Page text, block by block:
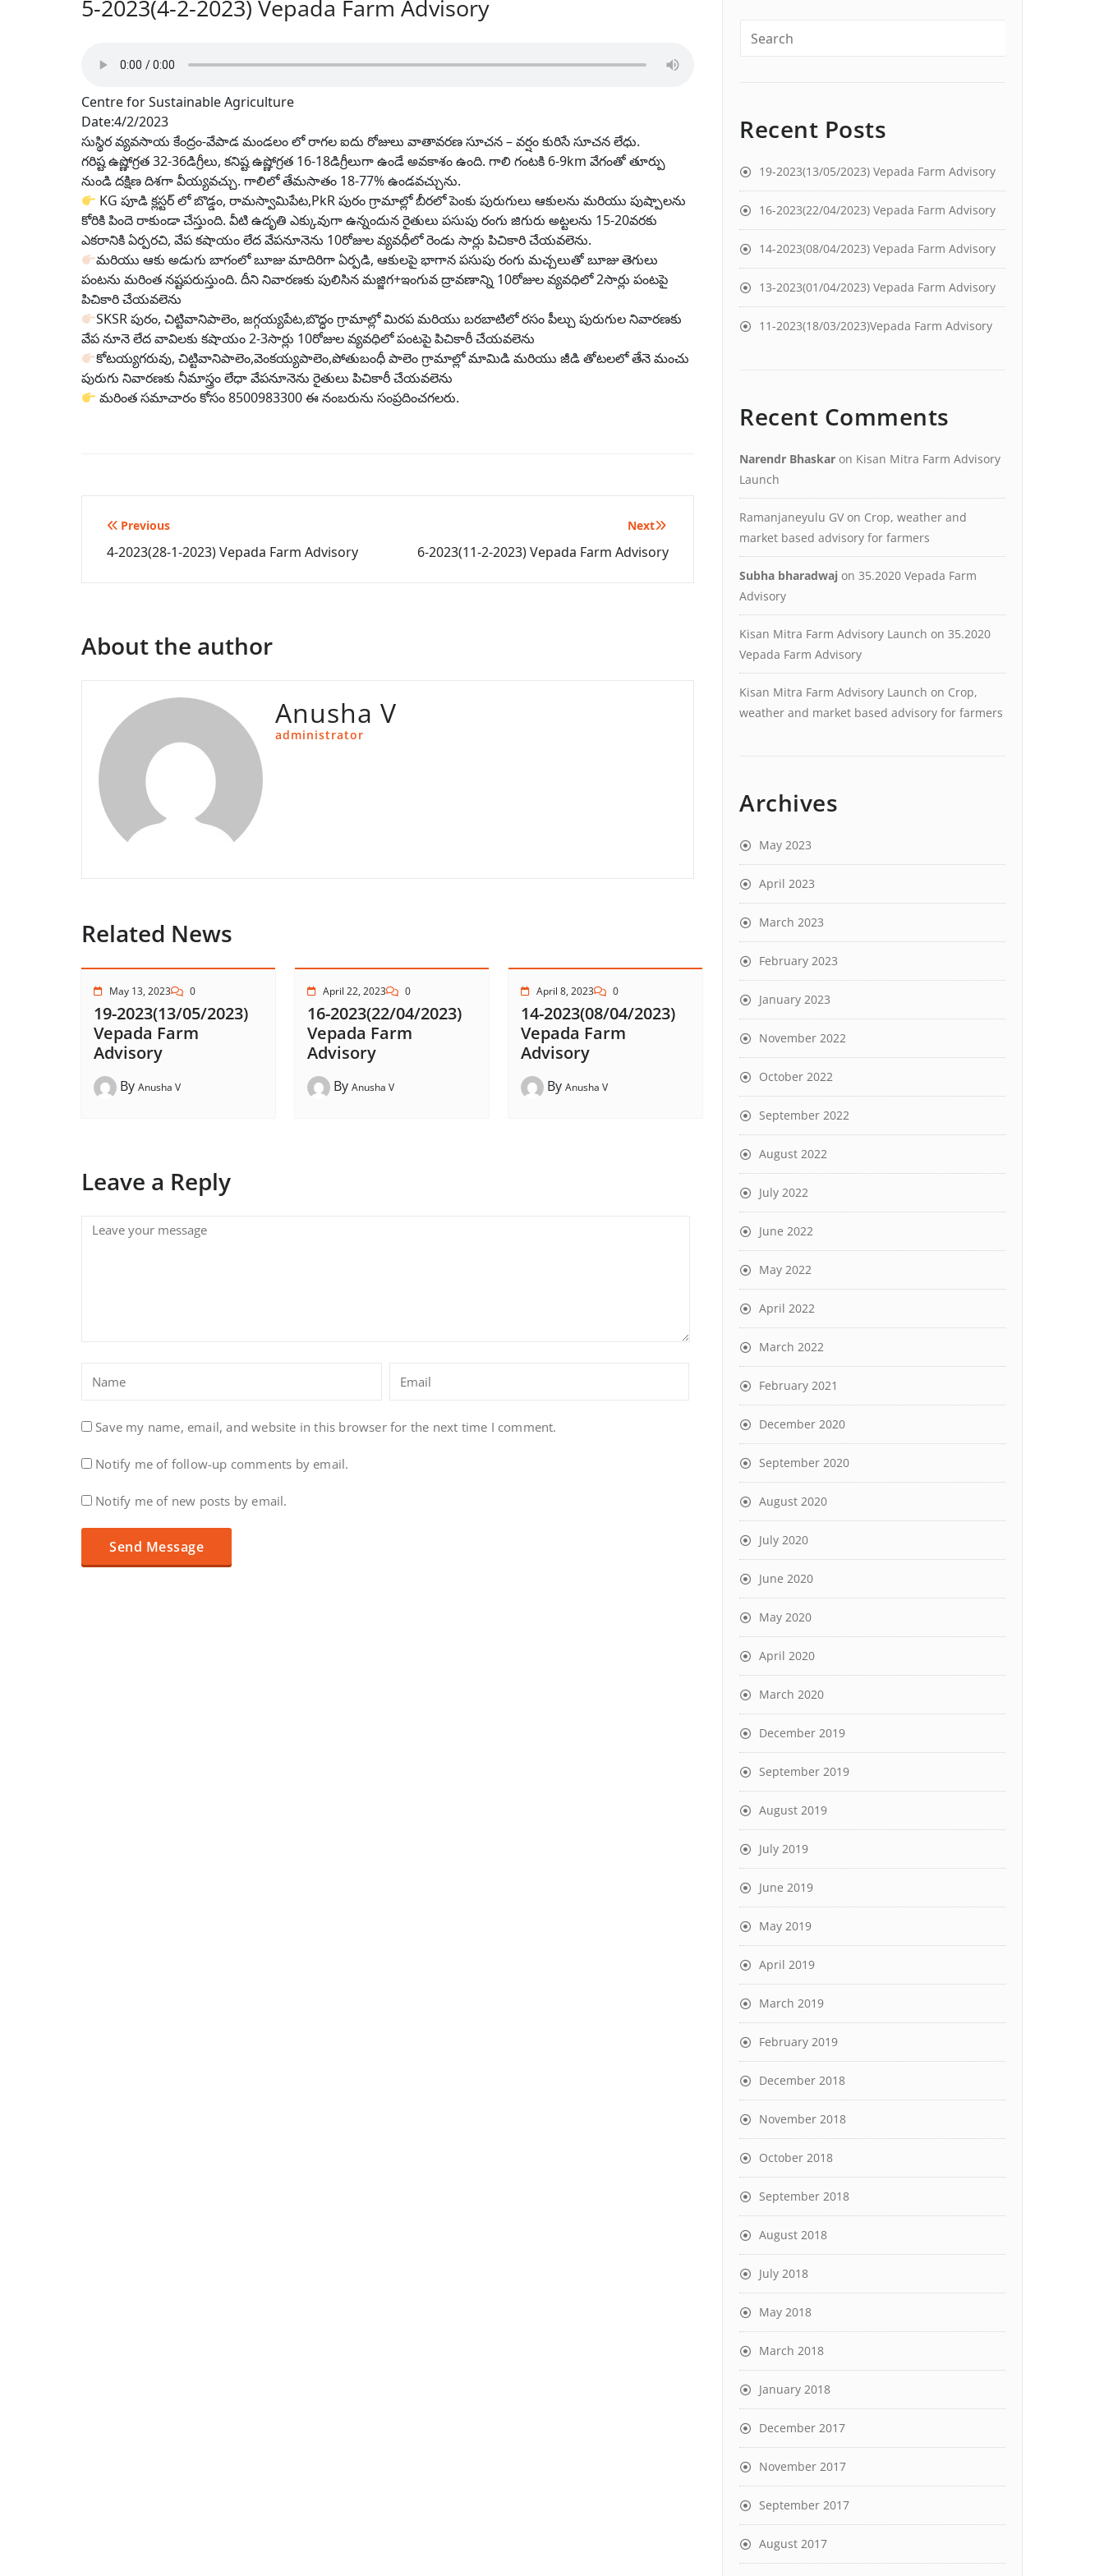
5-2023(4-2-2023) Vepada Farm Advisory
Centre for Sustainable Agriculture
Date:4/2/2023
సుస్థిర వ్యవసాయ కేంద్రం-వేపాడ మండలం లో రాగల ఐదు రోజులు వాతావరణ సూచన – వర్షం కురిసే సూచన లేధు.
గరిష్ట ఉష్ణోగ్రత 32-36డిగ్రీలు, కనిష్ట ఉష్ణోగ్రత 16-18డిగ్రీలుగా ఉండే అవకాశం ఉంది. గాలి గంటకి 6-9km వేగంతో తూర్పు
నుండి దక్షిణ దిశగా వీయ్యవచ్చు. గాలిలో తేమసాతం 18-77% ఉండవచ్చును.
KG పూడి క్లస్టర్ లో బొడ్డం, రామస్వామిపేట,PkR పురం గ్రామాల్లో బీరలో పెంకు పురుగులు ఆకులను మరియు పుష్పాలను
కోరికి పిందె రాకుండా చేస్తుంది. వీటి ఉదృతి ఎక్కువుగా ఉన్నందున రైతులు పసుపు రంగు జిగురు అట్టలను 15-20వరకు
ఎకరానికి ఏర్పరచి, వేప కషాయం లేద వేపనూనెను 10రోజుల వ్యవధీలో రెండు సార్లు పిచికారి చేయవలెను.
మరియు ఆకు అడుగు బాగంలో బూజు మాదిరిగా ఏర్పడి, ఆకులపై భాగాన పసుపు రంగు మచ్చలుతో బూజు తెగులు
పంటను మరింత నష్టపరుస్తుంది. దీని నివారణకు పులిసిన మజ్జిగ+ఇంగువ ద్రావణాన్ని 10రోజుల వ్యవధిలో 2సార్లు పంటపై
పిచికారి చేయవలెను
SKSR పురం, చిట్టివానిపాలెం, జగ్గయ్యపేట,బొద్ధం గ్రామాల్లో మిరప మరియు బరబాటిలో రసం పీల్చు పురుగుల నివారణకు
వేప నూనె లేద వావిలకు కషాయం 2-3సార్లు 10రోజుల వ్యవధిలో పంటపై పిచికారీ చేయవలెను
కోటయ్యగరువు, చిట్టివానిపాలెం,వెంకయ్యపాలెం,పోతుబంధీ పాలెం గ్రామాల్లో మామిడి మరియు జీడి తోటలలో తేనె మంచు
పురుగు నివారణకు నీమాస్త్రం లేధా వేపనూనెను రైతులు పిచికారీ చేయవలెను
మరింత సమాచారం కోసం 8500983300 ఈ నంబరును సంప్రదించగలరు.
Post
navigation
Previous
4-2023(28-1-2023) Vepada Farm Advisory
Next
6-2023(11-2-2023) Vepada Farm Advisory
About the author
Anusha V
administrator
Related News
May 13, 2023 0
19-2023(13/05/2023)
Vepada Farm
Advisory
By Anusha V
April 22, 2023 0
16-2023(22/04/2023)
Vepada Farm
Advisory
By Anusha V
April 8, 2023 0
14-2023(08/04/2023)
Vepada Farm
Advisory
By Anusha V
Leave a Reply
Save my name, email, and website in this browser for the next time I comment.
Notify me of follow-up comments by email.
Notify me of new posts by email.
Recent Posts
19-2023(13/05/2023) Vepada Farm Advisory
16-2023(22/04/2023) Vepada Farm Advisory
14-2023(08/04/2023) Vepada Farm Advisory
13-2023(01/04/2023) Vepada Farm Advisory
11-2023(18/03/2023)Vepada Farm Advisory
Recent Comments
Narendr Bhaskar on Kisan Mitra Farm Advisory
Launch
Ramanjaneyulu GV on Crop, weather and
market based advisory for farmers
Subha bharadwaj on 35.2020 Vepada Farm
Advisory
Kisan Mitra Farm Advisory Launch on 35.2020
Vepada Farm Advisory
Kisan Mitra Farm Advisory Launch on Crop,
weather and market based advisory for farmers
Archives
May 2023
April 2023
March 2023
February 2023
January 2023
November 2022
October 2022
September 2022
August 2022
July 2022
June 2022
May 2022
April 2022
March 2022
February 2021
December 2020
September 2020
August 2020
July 2020
June 2020
May 2020
April 2020
March 2020
December 2019
September 2019
August 2019
July 2019
June 2019
May 2019
April 2019
March 2019
February 2019
December 2018
November 2018
October 2018
September 2018
August 2018
July 2018
May 2018
March 2018
January 2018
December 2017
November 2017
September 2017
August 2017